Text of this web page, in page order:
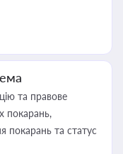
та правове
покарань,
покарань та статус